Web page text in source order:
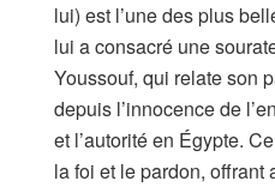
lui) est l’une des plus
lui a consacré une
Youssouf, qui relate son
depuis l’innocence de
et l’autorité en Égypte.
la foi et le pardon, offrant